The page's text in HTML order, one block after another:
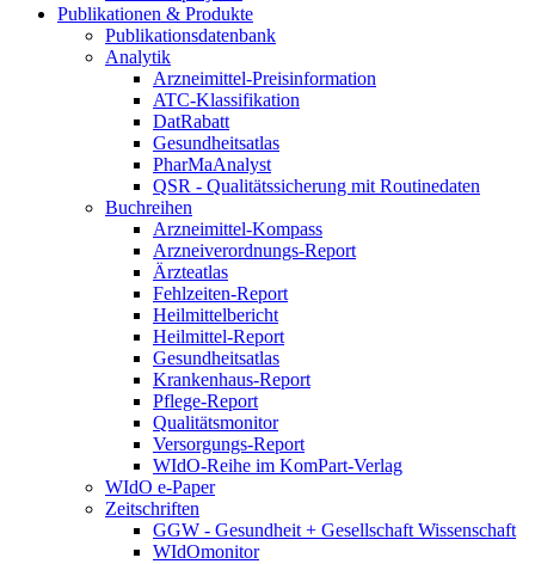
Publikationen & Produkte
Publikationsdatenbank
Analytik
Arzneimittel-Preisinformation
ATC-Klassifikation
DatRabatt
Gesundheitsatlas
PharMaAnalyst
QSR - Qualitätssicherung mit Routinedaten
Buchreihen
Arzneimittel-Kompass
Arzneiverordnungs-Report
Ärzteatlas
Fehlzeiten-Report
Heilmittelbericht
Heilmittel-Report
Gesundheitsatlas
Krankenhaus-Report
Pflege-Report
Qualitätsmonitor
Versorgungs-Report
WIdO-Reihe im KomPart-Verlag
WIdO e-Paper
Zeitschriften
GGW - Gesundheit + Gesellschaft Wissenschaft
WIdOmonitor